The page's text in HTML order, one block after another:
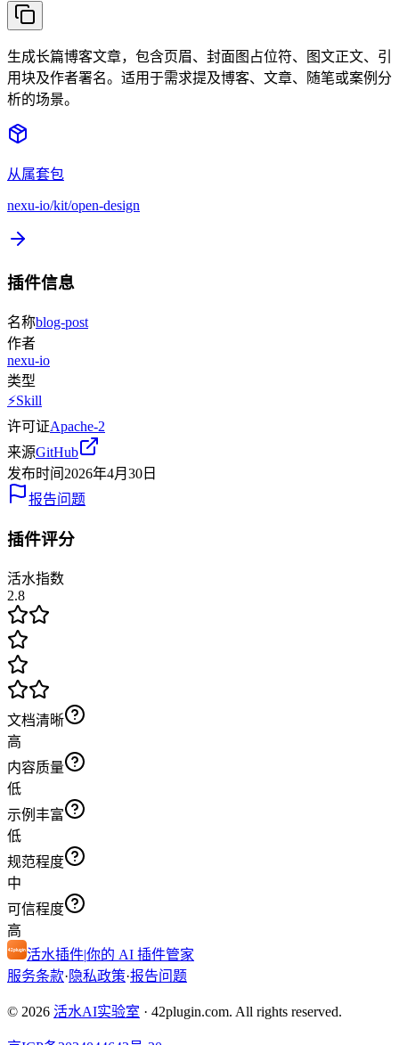
生成长篇博客文章，包含页眉、封面图占位符、图文正文、引
用块及作者署名。适用于需求提及博客、文章、随笔或案例分
析的场景。
从属套包
nexu-io/kit/open-design
插件信息
名称blog-post
作者
nexu-io
类型
⚡Skill
许可证Apache-2
来源GitHub
发布时间 2026年4月30日
报告问题
插件评分
活水指数
2.8
文档清晰
高
内容质量
低
示例丰富
低
规范程度
中
可信程度
高
活水插件|你的 AI 插件管家
服务条款· 隐私政策·报告问题
© 2026 活水AI实验室 · 42plugin.com. All rights reserved.